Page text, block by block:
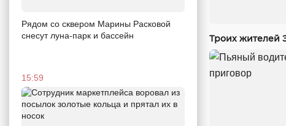
Рядом со сквером Марины Расковой
снесут луна-парк и бассейн
15:59
Троих жителей